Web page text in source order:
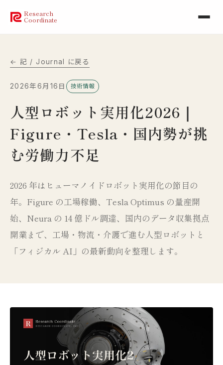
Research
Coordinate
← 記 / Journal に戻る
2026年6月16日 技術情報
人型ロボット実用化2026｜
Figure・Tesla・国内勢が挑
む労働力不足
2026 年はヒューマノイドロボット実用化の節目の
年。Figure の工場稼働、Tesla Optimus の量産開
始、Neura の 14 億ドル調達、国内のデータ収集拠点
開業まで、工場・物流・介護で進む人型ロボットと
「フィジカル AI」の最新動向を整理します。